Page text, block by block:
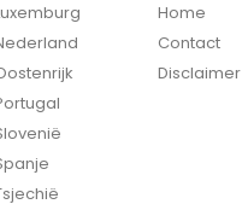
Home
Contact
Disclaimer